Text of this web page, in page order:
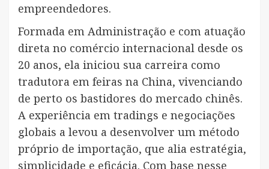
empreendedores.
Formada em Administração e com atuação
direta no comércio internacional desde os
20 anos, ela iniciou sua carreira como
tradutora em feiras na China, vivenciando
de perto os bastidores do mercado chinês.
A experiência em tradings e negociações
globais a levou a desenvolver um método
próprio de importação, que alia estratégia,
simplicidade e eficácia. Com base nesse